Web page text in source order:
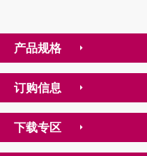
产品规格
订购信息
下载专区